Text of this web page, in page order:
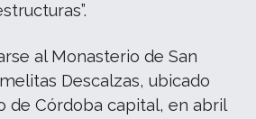
al Monasterio de San
Descalzas, ubicado
de Córdoba capital, en abril